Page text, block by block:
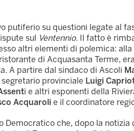
putiferio su questioni legate al
sul Ventennio. Il fatto è
altri elementi di polemica:
di Acquasanta Terme,
A partire dal sindaco di Ascoli
segretario provinciale Luigi
i e altri esponenti della
Acquaroli e il coordinatore
Democratico che, dopo la